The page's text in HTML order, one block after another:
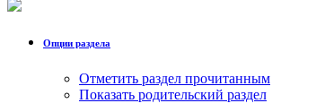
Опции раздела
Отметить раздел прочитанным
Показать родительский раздел